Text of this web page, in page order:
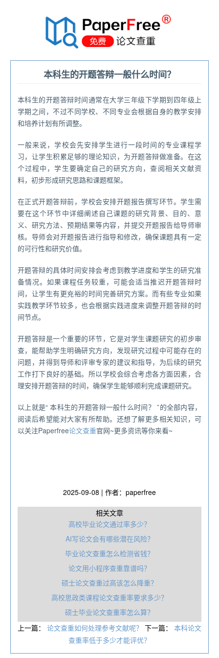
本科生的开题答辩一般什么时间？
本科生的开题答辩时间通常在大学三年级下学期到四年级上
学期之间，不过不同学校、不同专业会根据自身的教学安排
和培养计划有所调整。
一般来说，学校会先安排学生进行一段时间的专业课程学
习，让学生积累足够的理论知识，为开题答辩做准备。在这
个过程中，学生要确定自己的研究方向，查阅相关文献资
料，初步形成研究思路和课题框架。
在正式开题答辩前，学校会安排开题报告撰写环节。学生需
要在这个环节中详细阐述自己课题的研究背景、目的、意
义、研究方法、预期结果等内容，并提交开题报告给导师审
核。导师会对开题报告进行指导和修改，确保课题具有一定
的可行性和研究价值。
开题答辩的具体时间安排会考虑到教学进度和学生的研究准
备情况。如果课程任务较重，可能会适当推迟开题答辩时
间，让学生有更充裕的时间完善研究方案。而有些专业如果
实践教学环节较多，也会根据实践进度来调整开题答辩的时
间节点。
开题答辩是一个重要的环节，它是对学生课题研究的初步审
查，能帮助学生明确研究方向，发现研究过程中可能存在的
问题，并得到导师和评审专家的建议和指导，为后续的研究
工作打下良好的基础。所以学校会综合考虑各方面因素，合
理安排开题答辩的时间，确保学生能够顺利完成课题研究。
以上就是“ 本科生的开题答辩一般什么时间？ ”的全部内容，
阅读后希望能对大家有所帮助。还想了解更多相关知识，可
以关注Paperfree论文查重官网~更多资讯等你来看~
2025-09-08 | 作者：paperfree
相关文章
高校毕业论文通过率多少？
AI写论文会有哪些潜在风险？
毕业论文查重怎么检测省钱？
论文用小程序查重靠谱吗？
硕士论文查重过高该怎么降重？
高校思政类课程论文查重率要求多少？
硕士毕业论文查重率怎么算？
上一篇： 论文查重如何处理参考文献呢？ 下一篇： 本科论文
查重率低于多少才能评优？